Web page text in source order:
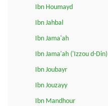
Ibn Houmayd
Ibn Jahbal
Ibn Jama'ah
Ibn Jama'ah ('Izzou d-Din)
Ibn Joubayr
Ibn Jouzayy
Ibn Mandhour